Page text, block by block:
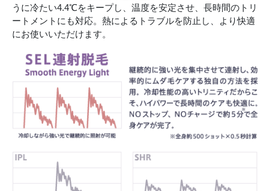
うに冷たい4.4℃をキープし、温度を安定させ、長時間のトリ
ートメントにも対応。熱によるトラブルを防止し、より快適
にお使いいただけます。